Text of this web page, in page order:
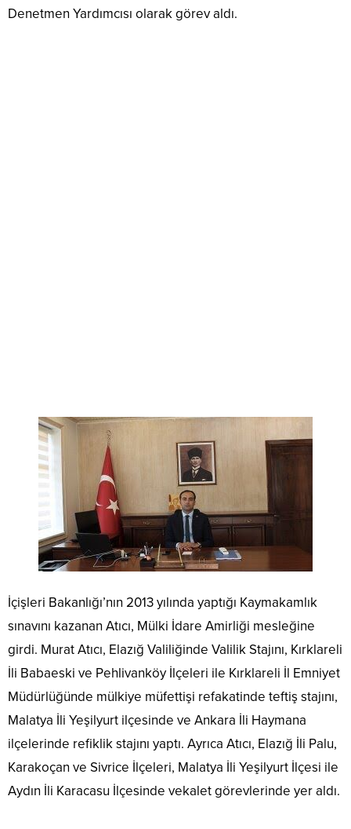
Denetmen Yardımcısı olarak görev aldı.
İçişleri Bakanlığı’nın 2013 yılında yaptığı Kaymakamlık
sınavını kazanan Atıcı, Mülki İdare Amirliği mesleğine
girdi. Murat Atıcı, Elazığ Valiliğinde Valilik Stajını, Kırklareli
İli Babaeski ve Pehlivanköy İlçeleri ile Kırklareli İl Emniyet
Müdürlüğünde mülkiye müfettişi refakatinde teftiş stajını,
Malatya İli Yeşilyurt ilçesinde ve Ankara İli Haymana
ilçelerinde refiklik stajını yaptı. Ayrıca Atıcı, Elazığ İli Palu,
Karakoçan ve Sivrice İlçeleri, Malatya İli Yeşilyurt İlçesi ile
Aydın İli Karacasu İlçesinde vekalet görevlerinde yer aldı.